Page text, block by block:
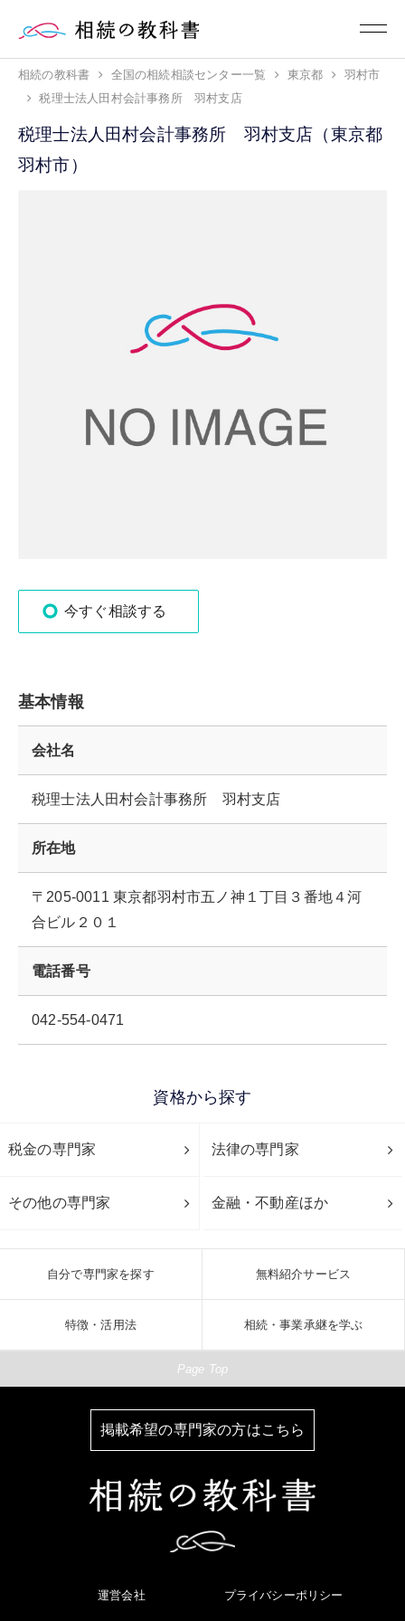
相続の教科書 全国の相続相談センター一覧 東京都
羽村市
税理士法人田村会計事務所 羽村支店
税理士法人田村会計事務所 羽村支店（東京都
羽村市）
今すぐ相談する
基本情報
会社名
税理士法人田村会計事務所 羽村支店
所在地
〒205-0011 東京都羽村市五ノ神１丁目３番地４河
合ビル２０１
電話番号
042-554-0471
資格から探す
税金の専門家 法律の専門家
その他の専門家 金融・不動産ほか
自分で専門家を探す 無料紹介サービス
特徴・活用法 相続・事業承継を学ぶ
Page Top
掲載希望の専門家の方はこちら
運営会社 プライバシーポリシー